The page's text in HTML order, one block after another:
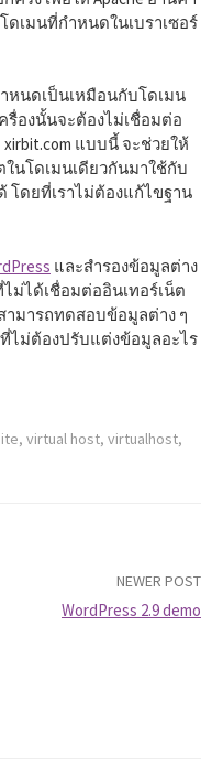
เมนที่กำหนดในเบราเซอร์
ำหนดเป็นเหมือนกับโดเมน
รื่องนั้นจะต้องไม่เชื่อมต่อ
แบบนี้ จะช่วยให้
ในโดเมนเดียวกันมาใช้กับ
โดยที่เราไม่ต้องแก้ไขฐาน
และสำรองข้อมูลต่าง
ม่ได้เชื่อมต่ออินเทอร์เน็ต
ามารถทดสอบข้อมูลต่าง ๆ
ไม่ต้องปรับแต่งข้อมูลอะไร
, virtual host, virtualhost,
NEWER POST
WordPress 2.9 demo